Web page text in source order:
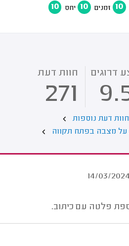
10 זמנים 10 יחס 10
דרוגים חוות דעת
271
דעת נוספות
על מצבה בפתח תקווה
14/03/2024
פלטה עם כיתוב.